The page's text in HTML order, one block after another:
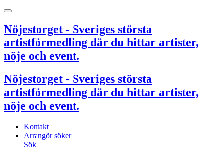
Nöjestorget - Sveriges största
artistförmedling där du hittar artister,
nöje och event.
Nöjestorget - Sveriges största
artistförmedling där du hittar artister,
nöje och event.
Kontakt
Arrangör söker
Sök